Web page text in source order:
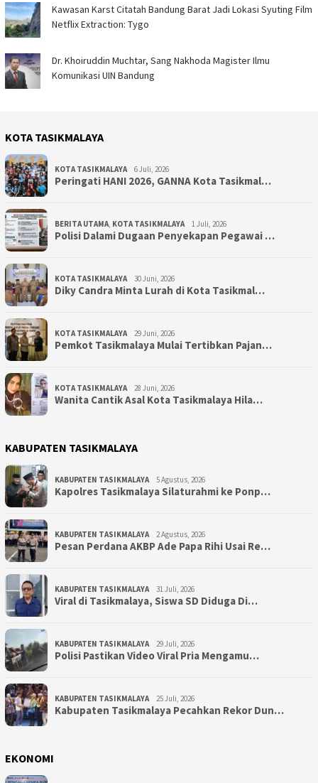
Kawasan Karst Citatah Bandung Barat Jadi Lokasi Syuting Film
Netflix Extraction: Tygo
Dr. Khoiruddin Muchtar, Sang Nakhoda Magister Ilmu
Komunikasi UIN Bandung
KOTA TASIKMALAYA
KOTA TASIKMALAYA 6 Juli, 2026
Peringati HANI 2026, GANNA Kota Tasikmal…
BERITA UTAMA KOTA TASIKMALAYA 1 Juli, 2026
Polisi Dalami Dugaan Penyekapan Pegawai …
KOTA TASIKMALAYA 30 Juni, 2026
Diky Candra Minta Lurah di Kota Tasikmal…
KOTA TASIKMALAYA 29 Juni, 2026
Pemkot Tasikmalaya Mulai Tertibkan Pajan…
KOTA TASIKMALAYA 28 Juni, 2026
Wanita Cantik Asal Kota Tasikmalaya Hila…
KABUPATEN TASIKMALAYA
KABUPATEN TASIKMALAYA 5 Agustus, 2026
Kapolres Tasikmalaya Silaturahmi ke Ponp…
KABUPATEN TASIKMALAYA 2 Agustus, 2026
Pesan Perdana AKBP Ade Papa Rihi Usai Re…
KABUPATEN TASIKMALAYA 31 Juli, 2026
Viral di Tasikmalaya, Siswa SD Diduga Di…
KABUPATEN TASIKMALAYA 29 Juli, 2026
Polisi Pastikan Video Viral Pria Mengamu…
KABUPATEN TASIKMALAYA 25 Juli, 2026
Kabupaten Tasikmalaya Pecahkan Rekor Dun…
EKONOMI